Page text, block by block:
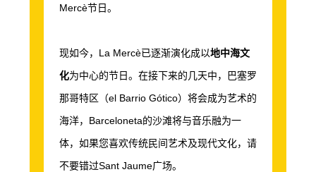
Mercè节日。
现如今， La Mercè已逐渐演化成以地中海文
化为中心的节日。在接下来的几天中，巴塞罗
那哥特区（el Barrio Gótico）将会成为艺术的
海洋， Barceloneta的沙滩将与音乐融为一
体，如果您喜欢传统民间艺术及现代文化，请
不要错过Sant Jaume广场。